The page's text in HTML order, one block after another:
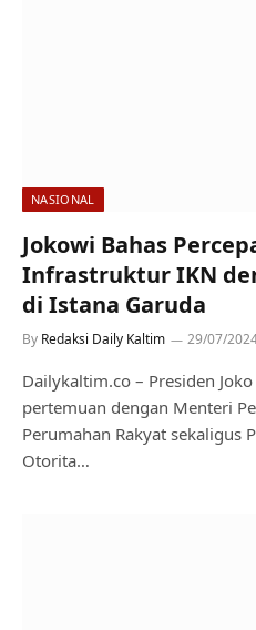
NASIONAL
Jokowi Bahas
Infrastruktur IKN
di Istana Garuda
By Redaksi Daily Kaltim 29/07/
Dailykaltim.co – Presiden
pertemuan dengan Menteri
Perumahan Rakyat sekaligus
Otorita…